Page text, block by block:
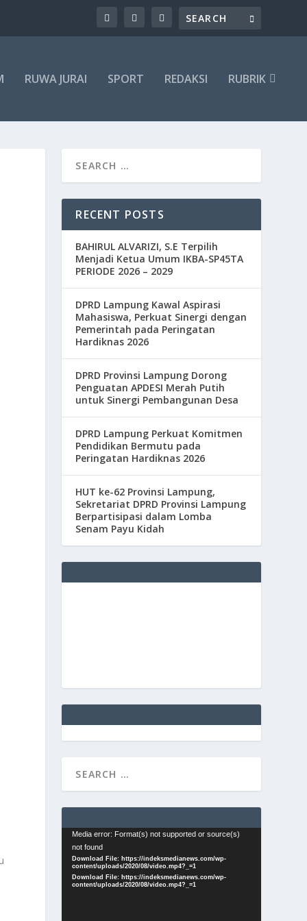
RUWA JURAI SPORT REDAKSI RUBRIK
RECENT POSTS
BAHIRUL ALVARIZI, S.E Terpilih
Menjadi Ketua Umum IKBA-SP45TA
PERIODE 2026 – 2029
DPRD Lampung Kawal Aspirasi
Mahasiswa, Perkuat Sinergi dengan
Pemerintah pada Peringatan
Hardiknas 2026
DPRD Provinsi Lampung Dorong
Penguatan APDESI Merah Putih
untuk Sinergi Pembangunan Desa
DPRD Lampung Perkuat Komitmen
Pendidikan Bermutu pada
Peringatan Hardiknas 2026
HUT ke-62 Provinsi Lampung,
Sekretariat DPRD Provinsi Lampung
Berpartisipasi dalam Lomba
Senam Payu Kidah
Video
Player
Media error: Format(s) not supported or source(s)
not found
Download File: https://indeksmedianews.com/wp-
content/uploads/2020/08/video.mp4?_=1
Download File: https://indeksmedianews.com/wp-
content/uploads/2020/08/video.mp4?_=1